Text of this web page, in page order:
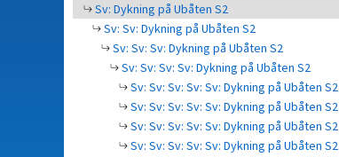
Sv: Dykning på Ubåten S2
Sv: Sv: Dykning på Ubåten S2
Sv: Sv: Sv: Dykning på Ubåten S2
Sv: Sv: Sv: Sv: Dykning på Ubåten S2
Sv: Sv: Sv: Sv: Sv: Dykning på Ubåten S2
Sv: Sv: Sv: Sv: Sv: Dykning på Ubåten S2
Sv: Sv: Sv: Sv: Sv: Dykning på Ubåten S2
Sv: Sv: Sv: Sv: Sv: Dykning på Ubåten S2